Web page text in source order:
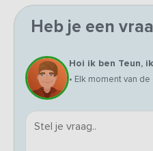
Heb je een
Hoi ik ben Teun,
• Elk moment van de